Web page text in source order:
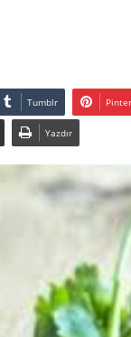
Tumblr
Yazdır